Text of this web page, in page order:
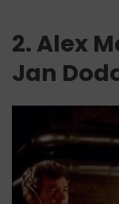
2. Alex
Jan